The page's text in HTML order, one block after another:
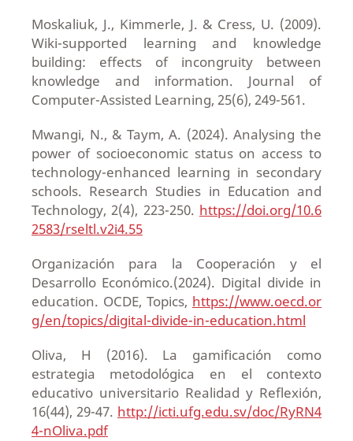
Moskaliuk, J., Kimmerle, J. & Cress, U. (2009).
Wiki-supported learning and knowledge
building: effects of incongruity between
knowledge and information. Journal of
Computer-Assisted Learning, 25(6), 249-561.
Mwangi, N., & Taym, A. (2024). Analysing the
power of socioeconomic status on access to
technology-enhanced learning in secondary
schools. Research Studies in Education and
Technology, 2(4), 223-250. https://doi.org/10.6
2583/rseltl.v2i4.55
Organización para la Cooperación y el
Desarrollo Económico.(2024). Digital divide in
education. OCDE, Topics, https://www.oecd.or
g/en/topics/digital-divide-in-education.html
Oliva, H (2016). La gamificación como
estrategia metodológica en el contexto
educativo universitario Realidad y Reflexión,
16(44), 29-47. http://icti.ufg.edu.sv/doc/RyRN4
4-nOliva.pdf